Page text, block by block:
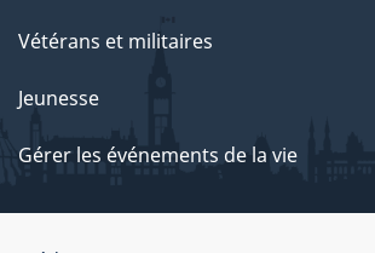
Vétérans et militaires
Jeunesse
Gérer les événements de la vie